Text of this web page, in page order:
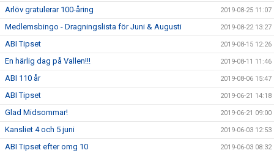
Arlöv gratulerar 100-åring 2019-08-25 11:07
Medlemsbingo - Dragningslista för Juni & Augusti 2019-08-22 13:27
ABI Tipset 2019-08-15 12:26
En härlig dag på Vallen!!! 2019-08-11 11:46
ABI 110 år 2019-08-06 15:47
ABI Tipset 2019-06-21 14:18
Glad Midsommar! 2019-06-21 09:00
Kansliet 4 och 5 juni 2019-06-03 12:53
ABI Tipset efter omg 10 2019-06-03 08:32